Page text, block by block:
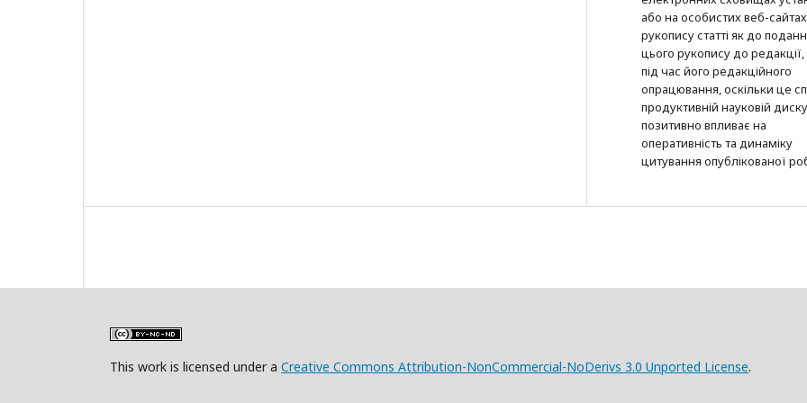
або на особистих веб-
рукопису статті як до
цього рукопису до редакції,
під час його редакційного
опрацювання, оскільки це
продуктивній науковій
позитивно впливає на
оперативність та динаміку
цитування опублікованої
This work is licensed under a Creative Commons Attribution-NonCommercial-NoDerivs 3.0 Unported License.